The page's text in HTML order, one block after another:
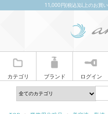
11,000円(税込)以上のお買
カテゴリ ブランド ログイン